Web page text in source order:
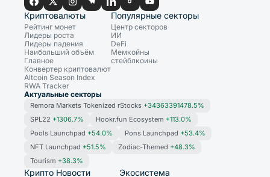
Криптовалюты
Рейтинг монет
Лидеры роста
Лидеры падения
Наибольший объём
Главное
Конвертер криптовалют
Altcoin Season Index
RWA Tracker
Популярные секторы
Центр секторов
ИИ
DeFi
Мемкойны
стейблкоины
Актуальные секторы
Remora Markets Tokenized rStocks +34363391478.5%
SPL22 +1306.7% Hookr.fun Ecosystem +113.0%
Pools Launchpad +54.0% Pons Launchpad +53.4%
NFT Launchpad +51.5% Zodiac-Themed +48.3%
Tourism +38.3%
Крипто Новости Экосистема